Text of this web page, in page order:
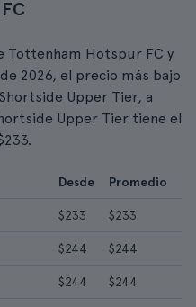
Tottenham Hotspur FC y
2026, el precio más bajo
Upper Tier, a
Upper Tier tiene el
Desde Promedio
$233 $233
$244 $244
$244 $244